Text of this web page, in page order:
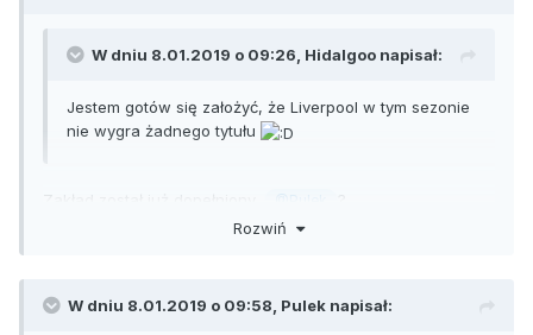
W dniu 8.01.2019 o 09:26, Hidalgoo napisał:
Jestem gotów się założyć, że Liverpool w tym sezonie
nie wygra żadnego tytułu
@Pulek
Rozwiń
W dniu 8.01.2019 o 09:58, Pulek napisał: